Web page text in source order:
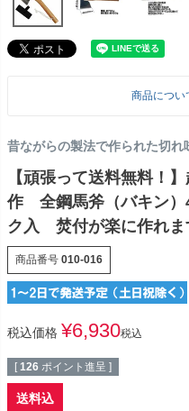
商品につい
昔ながらの製法で作られた切れ
【頑張って送料無料！
作 全鋼馬斧（バキン
ク入 焚付が楽に作れ
商品番号 010-016
税込価格 ¥6,930税込
[ 126 ポイント進呈 ]
送料込